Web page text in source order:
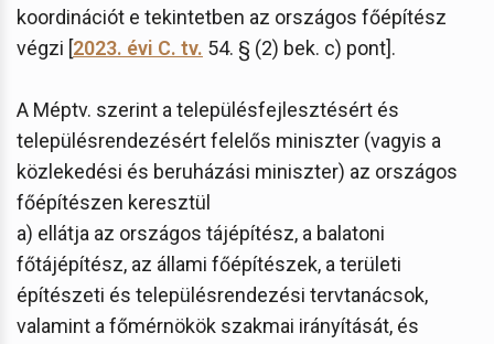
koordinációt e tekintetben az országos főépítész
végzi [2023. évi C. tv. 54. § (2) bek. c) pont].
A Méptv. szerint a településfejlesztésért és
településrendezésért felelős miniszter (vagyis a
közlekedési és beruházási miniszter) az országos
főépítészen keresztül
a) ellátja az országos tájépítész, a balatoni
főtájépítész, az állami főépítészek, a területi
építészeti és településrendezési tervtanácsok,
valamint a főmérnökök szakmai irányítását, és